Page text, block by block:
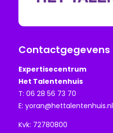
Contactgegevens
Expertisecentrum
Het Talentenhuis
T: 06 28 56 73 70
E:yoran@hettalentenhuis.nl
Kvk: 72780800